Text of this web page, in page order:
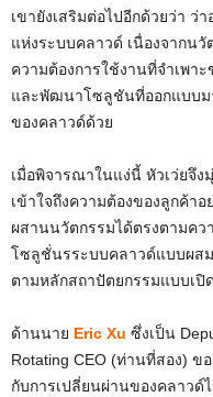
เขายังเสริมต่อไปอีกด้วยว่า
แห่งระบบคลาวด์ เนื่องจากน
ความต้องการใช้งานที่จำเพา
และพัฒนาโซลูชันที่ออกแบบม
ของคลาวด์ด้วย
เมื่อพิจารณาในแง่นี้ หัวเว่ยจึ
เข้าใจถึงความต้องของลูกค้า
ผสานนวัตกรรมได้ตรงตามคว
โซลูชั่นรระบบคลาวด์แบบผส
ตามหลักสถาปัตยกรรมแบบเปิ
ด้านนาย Eric Xu ซึ่งเป็น
Rotating CEO (ท่านที่สอง) ข
กับการเปลี่ยนผ่านของคลาวด์